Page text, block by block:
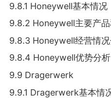
9.8.1 Honeywell基本情况
9.8.2 Honeywell主要产
9.8.3 Honeywell经营情
9.8.4 Honeywell优势分析
9.9 Dragerwerk
9.9.1 Dragerwerk基本情